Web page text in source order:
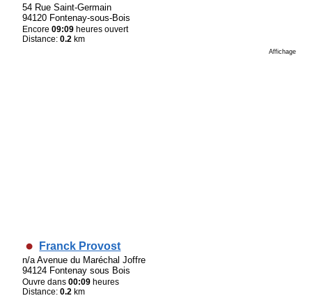
54 Rue Saint-Germain
94120 Fontenay-sous-Bois
Encore09:09 heures ouvert
Distance:0.2 km
Affichage
Franck Provost
n/a Avenue du Maréchal Joffre
94124 Fontenay sous Bois
Ouvre dans00:09 heures
Distance:0.2 km